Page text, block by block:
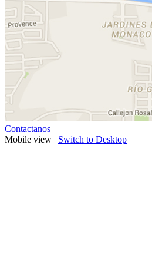
Contactanos
Mobile view | Switch to Desktop